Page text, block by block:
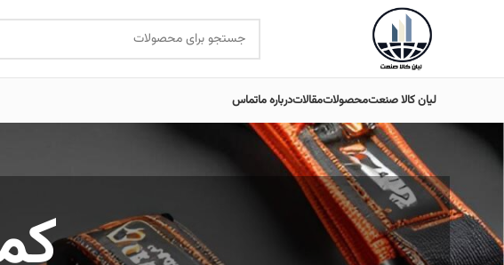
لیان کالا صنعتمحصولاتمقالاتدرباره ماتماس